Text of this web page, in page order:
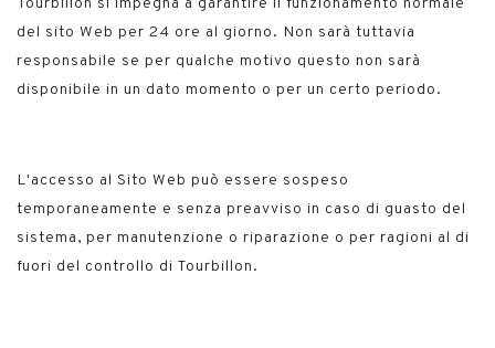
Tourbillon si impegna a garantire il funzionamento normale
del sito Web per 24 ore al giorno. Non sarà tuttavia
responsabile se per qualche motivo questo non sarà
disponibile in un dato momento o per un certo periodo.
L'accesso al Sito Web può essere sospeso
temporaneamente e senza preavviso in caso di guasto del
sistema, per manutenzione o riparazione o per ragioni al di
fuori del controllo di Tourbillon.